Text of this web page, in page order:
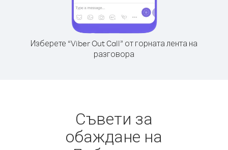
Изберете “Viber Out Call” от горната лента на
разговора
Съвети за
обаждане на